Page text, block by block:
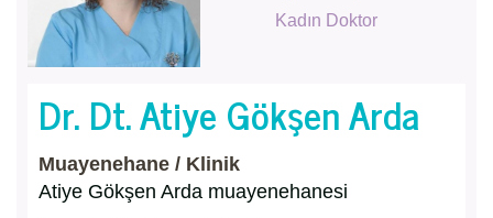
Kadın Doktor
Dr. Dt. Atiye Gökşen Arda
Muayenehane / Klinik
Atiye Gökşen Arda muayenehanesi